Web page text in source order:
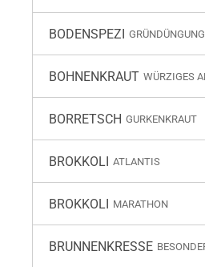
BODENSPEZI
BOHNENKRAUT WÜRZIGES
BORRETSCH GURKENKRAUT
BROKKOLI ATLANTIS
BROKKOLI MARATHON
BRUNNENKRESSE